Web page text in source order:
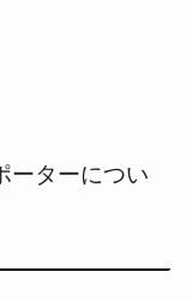
ーターについ